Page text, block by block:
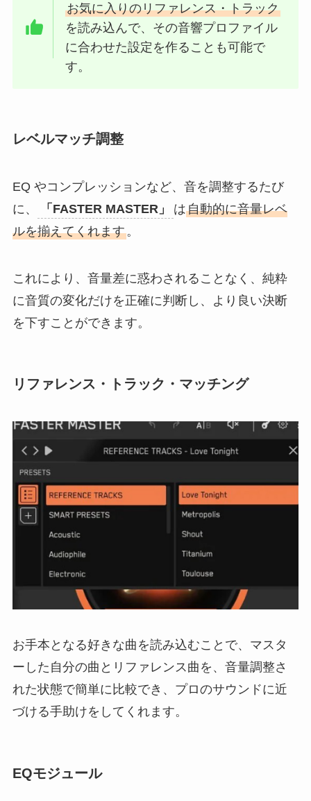
お気に入りのリファレンス・トラック
を読み込んで、その音響プロファイル
に合わせた設定を作ることも可能で
す。
レベルマッチ調整
EQ やコンプレッションなど、音を調整するたび
に、
「FASTER MASTER」 は自動的に音量レベ
ルを揃えてくれます。
これにより、音量差に惑わされることなく、純粋
に音質の変化だけを正確に判断し、より良い決断
を下すことができます。
リファレンス・トラック・マッチング
お手本となる好きな曲を読み込むことで、マスタ
ーした自分の曲とリファレンス曲を、音量調整さ
れた状態で簡単に比較でき、プロのサウンドに近
づける手助けをしてくれます。
EQモジュール